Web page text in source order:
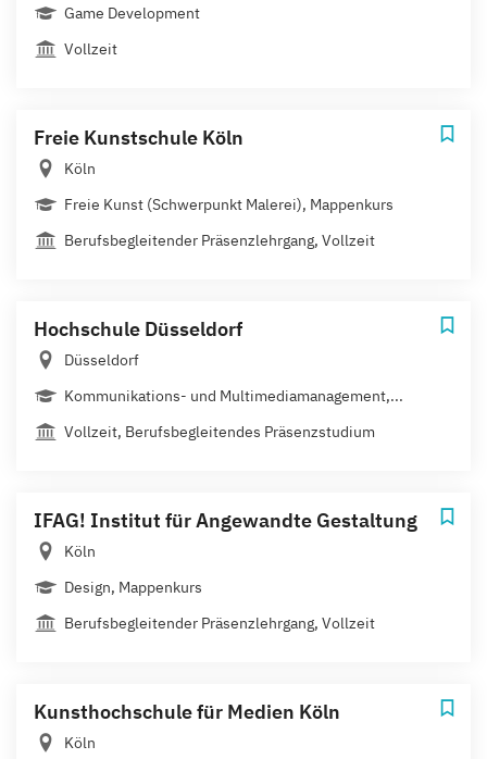
Game Development
Vollzeit
Freie Kunstschule Köln
Köln
Freie Kunst (Schwerpunkt Malerei), Mappenkurs
Berufsbegleitender Präsenzlehrgang, Vollzeit
Hochschule Düsseldorf
Düsseldorf
Kommunikations- und Multimediamanagement,...
Vollzeit, Berufsbegleitendes Präsenzstudium
IFAG! Institut für Angewandte Gestaltung
Köln
Design, Mappenkurs
Berufsbegleitender Präsenzlehrgang, Vollzeit
Kunsthochschule für Medien Köln
Köln